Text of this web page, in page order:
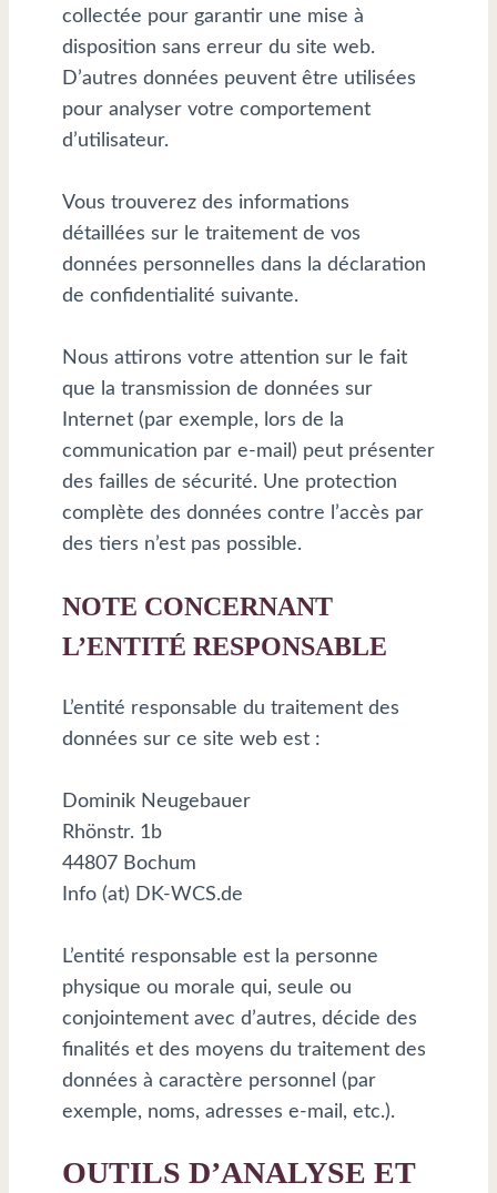
collectée pour garantir une mise à
disposition sans erreur du site web.
D’autres données peuvent être utilisées
pour analyser votre comportement
d’utilisateur.
Vous trouverez des informations
détaillées sur le traitement de vos
données personnelles dans la déclaration
de confidentialité suivante.
Nous attirons votre attention sur le fait
que la transmission de données sur
Internet (par exemple, lors de la
communication par e-mail) peut présenter
des failles de sécurité. Une protection
complète des données contre l’accès par
des tiers n’est pas possible.
NOTE CONCERNANT
L’ENTITÉ RESPONSABLE
L’entité responsable du traitement des
données sur ce site web est :
Dominik Neugebauer
Rhönstr. 1b
44807 Bochum
Info (at) DK-WCS.de
L’entité responsable est la personne
physique ou morale qui, seule ou
conjointement avec d’autres, décide des
finalités et des moyens du traitement des
données à caractère personnel (par
exemple, noms, adresses e-mail, etc.).
OUTILS D’ANALYSE ET